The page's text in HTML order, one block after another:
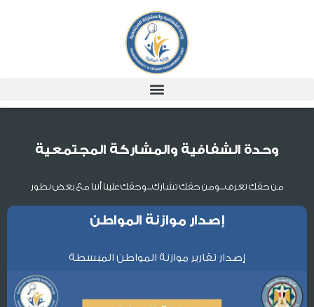
وحدة الشفافية والمشاركة المجتمعية
من حقك تعرف....ومن حقك تشارك....وحقك علينا أننا مع بعض نطور
إصدار موازنة المواطن
إصدار تقارير موازنة المواطن المبسطة